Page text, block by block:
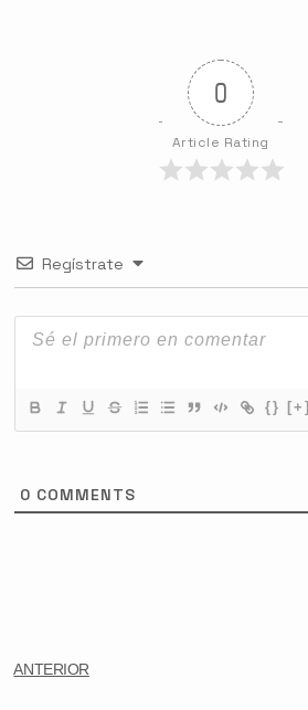
0
Article Rating
Regístrate
{} [+]
0 COMMENTS
ANTERIOR